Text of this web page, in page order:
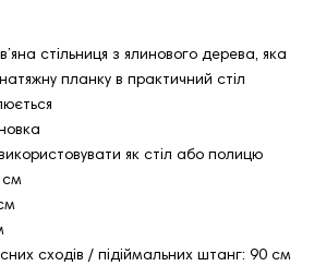
стільниця з ялинового дерева, яка
планку в практичний стіл
як стіл або полицю
см
сходів / підіймальних штанг: 90 см